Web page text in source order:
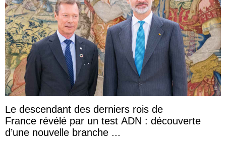
Le descendant des derniers rois de
France révélé par un test ADN : découverte
d’une nouvelle branche ...